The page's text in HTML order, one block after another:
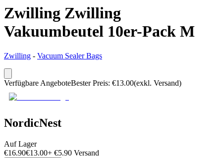
Zwilling Zwilling
Vakuumbeutel 10er-Pack M
Zwilling - Vacuum Sealer Bags
Verfügbare AngeboteBester Preis: €13.00(exkl. Versand)
NordicNest
Auf Lager
€16.90€13.00+ €5.90 Versand